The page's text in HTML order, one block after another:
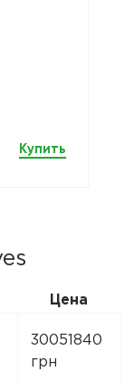
Купить
Цена
30051840
грн